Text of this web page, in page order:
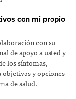
con mi propio
con su
de apoyo a usted y
los síntomas,
y opciones
de salud.